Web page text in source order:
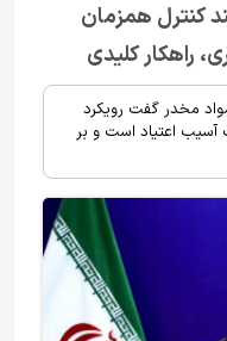
کنترل همزمان
راهکار کلیدی
مخدر گفت رویکرد
اعتیاد است و بر